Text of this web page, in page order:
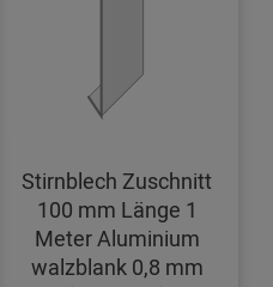
Stirnblech Zuschnitt
100 mm Länge 1
Meter Aluminium
walzblank 0,8 mm